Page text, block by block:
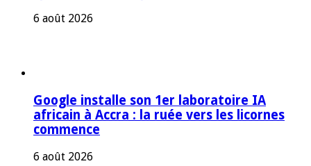
6 août 2026
Google installe son 1er laboratoire IA
africain à Accra : la ruée vers les licornes
commence
6 août 2026